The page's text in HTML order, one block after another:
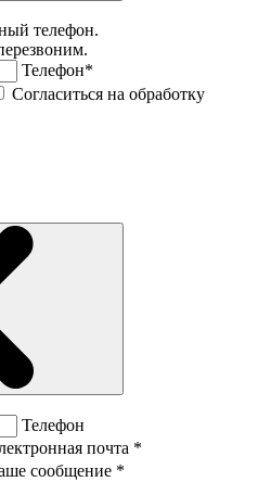
телефон.
Телефон*
Согласиться на обработку
Телефон
почта *
сообщение *